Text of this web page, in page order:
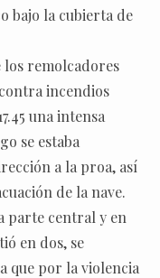
bajo la cubierta de
los remolcadores
incendios
una intensa
se estaba
a la proa, así
de la nave.
parte central y en
en dos, se
que por la violencia